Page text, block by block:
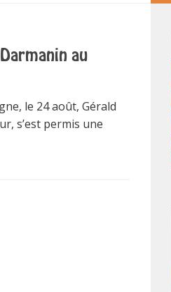
au
le 24 août, Gérald
s’est permis une